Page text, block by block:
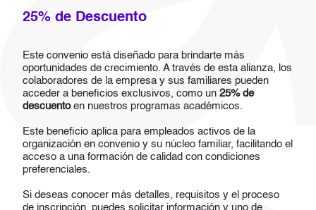
25% de Descuento
Este convenio está diseñado para brindarte más
oportunidades de crecimiento. A través de esta alianza, los
colaboradores de la empresa y sus familiares pueden
acceder a beneficios exclusivos, como un25% de
descuentoen nuestros programas académicos.
Este beneficio aplica para empleados activos de la
organización en convenio y su núcleo familiar, facilitando el
acceso a una formación de calidad con condiciones
preferenciales.
Si deseas conocer más detalles, requisitos y el proceso
de inscripción, puedes solicitar información y uno de